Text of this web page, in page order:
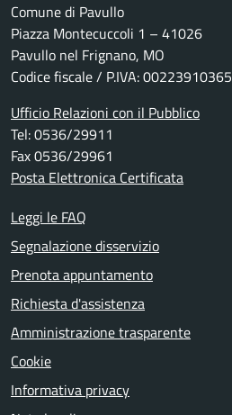
Comune di Pavullo
Piazza Montecuccoli 1 – 41026
Pavullo nel Frignano, MO
Codice fiscale / P.IVA: 00223910365
Ufficio Relazioni con il Pubblico
Tel: 0536/29911
Fax 0536/29961
Posta Elettronica Certificata
Leggi le FAQ
Segnalazione disservizio
Prenota appuntamento
Richiesta d'assistenza
Amministrazione trasparente
Cookie
Informativa privacy